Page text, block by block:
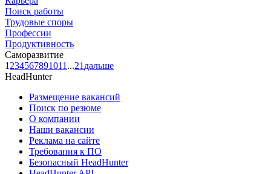
Поиск работы
Трудовые споры
Профессии
Продуктивность
Саморазвитие
1 234567891011 ...21 дальше
HeadHunter
Размещение вакансий
Поиск по резюме
О компании
Наши вакансии
Реклама на сайте
Требования к ПО
Безопасный HeadHunter